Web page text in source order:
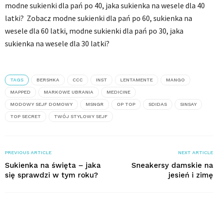
modne sukienki dla pań po 40, jaka sukienka na wesele dla 40
latki? Zobacz modne sukienki dla pań po 60, sukienka na
wesele dla 60 latki, modne sukienki dla pań po 30, jaka
sukienka na wesele dla 30 latki?
TAGS BERSHKA CCC INST LENTAMENTE MANGO
MAPPED MARKOWE UBRANIA MEDICINE
MODOWY SEJF DOMOWY MSNGR OP TOP SDIDAS SINSAY
TOP SECRET TWÓJ STYLOWY SEJF
PREVIOUS ARTICLE
Sukienka na święta – jaka
się sprawdzi w tym roku?
NEXT ARTICLE
Sneakersy damskie na
jesień i zimę